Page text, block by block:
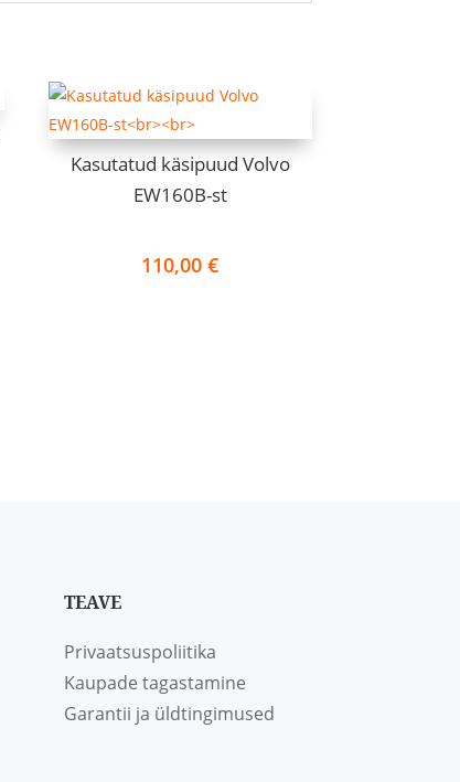
Kasutatud käsipuud Volvo
EW160B-st
110,00€
TEAVE
Privaatsuspoliitika
Kaupade tagastamine
Garantii ja üldtingimused